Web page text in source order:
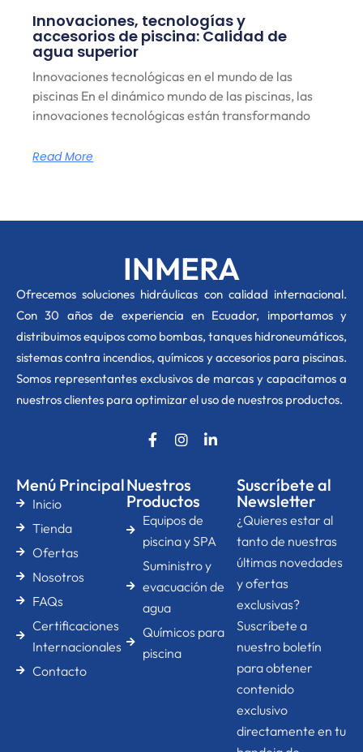
Innovaciones, tecnologías y
accesorios de piscina: Calidad de
agua superior
Innovaciones tecnológicas en el mundo de las
piscinas En el dinámico mundo de las piscinas, las
innovaciones tecnológicas están transformando
Read More
INMERA
Ofrecemos soluciones hidráulicas con calidad internacional.
Con 30 años de experiencia en Ecuador, importamos y
distribuimos equipos como bombas, tanques hidroneumáticos,
sistemas contra incendios, químicos y accesorios para piscinas.
Somos representantes exclusivos de marcas y capacitamos a
nuestros clientes para optimizar el uso de nuestros productos.
F
a
e
b
o
o
k
f
I
n
t
a
g
r
a
m
L
n
i
n
Menú Principal
Inicio
Tienda
Ofertas
Nosotros
FAQs
Certificaciones
Internacionales
Contacto
Nuestros
Productos
Equipos de
piscina y SPA
Suministro y
evacuación de
agua
Químicos para
piscina
Suscríbete al
Newsletter
¿Quieres estar al
tanto de nuestras
últimas novedades
y ofertas
exclusivas?
Suscríbete a
nuestro boletín
para obtener
contenido
exclusivo
directamente en tu